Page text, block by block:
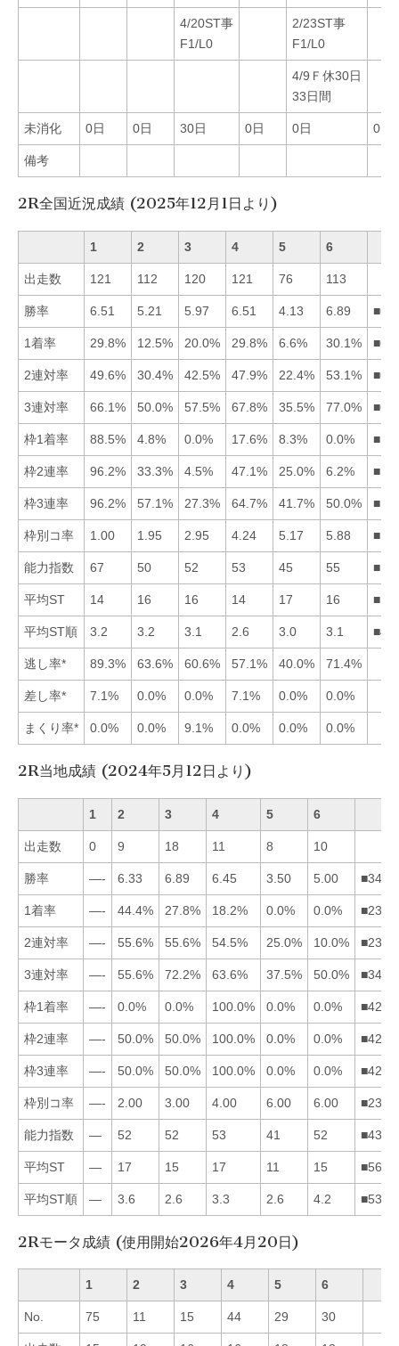
4/20ST事
F1/L0
2/23ST事
F1/L0
4/9Ｆ休30日
33日間
未消化 0日 0日 30日 0日 0日 0日
備考
2R全国近況成績 (2025年12月1日より)
1 2 3 4 5 6
出走数 121 112 120 121 76 113
勝率 6.51 5.21 5.97 6.51 4.13 6.89
1着率 29.8% 12.5% 20.0% 29.8% 6.6% 30.1%
2連対率 49.6% 30.4% 42.5% 47.9% 22.4% 53.1%
3連対率 66.1% 50.0% 57.5% 67.8% 35.5% 77.0%
枠1着率 88.5% 4.8% 0.0% 17.6% 8.3% 0.0%
枠2連率 96.2% 33.3% 4.5% 47.1% 25.0% 6.2%
枠3連率 96.2% 57.1% 27.3% 64.7% 41.7% 50.0%
枠別コ率 1.00 1.95 2.95 4.24 5.17 5.88
能力指数 67 50 52 53 45 55
平均ST 14 16 16 14 17 16
平均ST順 3.2 3.2 3.1 2.6 3.0 3.1
逃し率* 89.3% 63.6% 60.6% 57.1% 40.0% 71.4%
差し率* 7.1% 0.0% 0.0% 7.1% 0.0% 0.0%
まくり率* 0.0% 0.0% 9.1% 0.0% 0.0% 0.0%
2R当地成績 (2024年5月12日より)
1 2 3 4 5 6
出走数 0 9 18 11 8 10
勝率 —- 6.33 6.89 6.45 3.50 5.00
1着率 —- 44.4% 27.8% 18.2% 0.0% 0.0%
2連対率 —- 55.6% 55.6% 54.5% 25.0% 10.0%
3連対率 —- 55.6% 72.2% 63.6% 37.5% 50.0%
枠1着率 —- 0.0% 0.0% 100.0% 0.0% 0.0%
枠2連率 —- 50.0% 50.0% 100.0% 0.0% 0.0%
枠3連率 —- 50.0% 50.0% 100.0% 0.0% 0.0%
枠別コ率 —- 2.00 3.00 4.00 6.00 6.00
能力指数 — 52 52 53 41 52
平均ST — 17 15 17 11 15
平均ST順 — 3.6 2.6 3.3 2.6 4.2
2Rモータ成績 (使用開始2026年4月20日)
1 2 3 4 5 6
No. 75 11 15 44 29 30